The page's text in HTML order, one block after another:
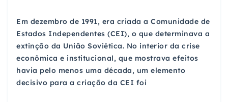
Em dezembro de 1991, era criada a Comunidade de
Estados Independentes (CEI), o que determinava a
extinção da União Soviética. No interior da crise
econômica e institucional, que mostrava efeitos
havia pelo menos uma década, um elemento
decisivo para a criação da CEI foi